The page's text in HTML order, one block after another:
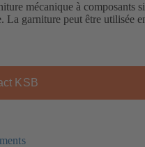
mécanique à composants
La garniture peut être utilisée
KSB